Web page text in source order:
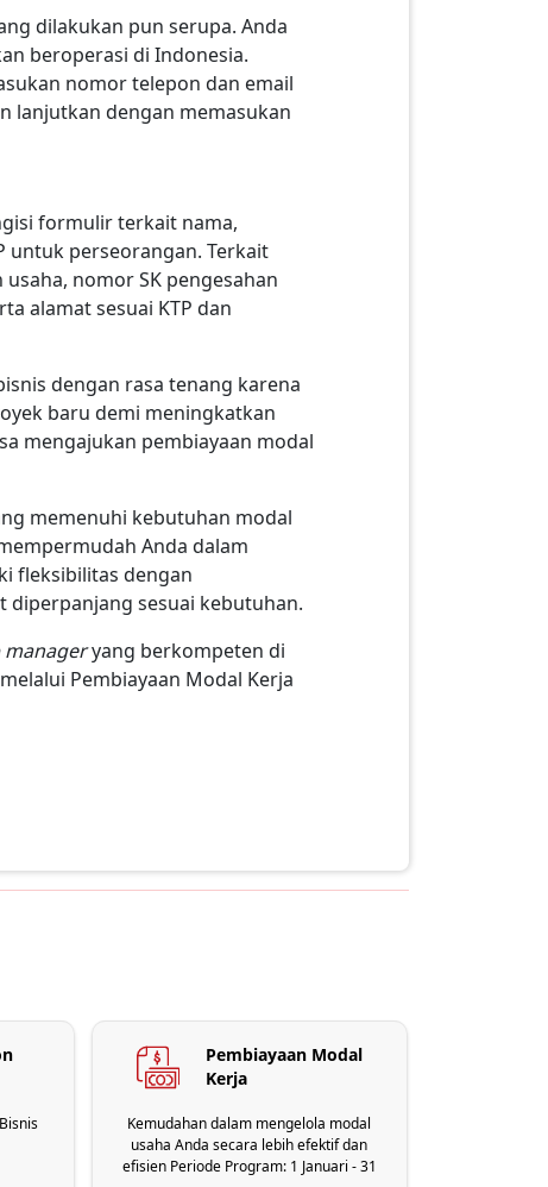
dilakukan pun serupa. Anda
beroperasi di Indonesia.
nomor telepon dan email
lanjutkan dengan memasukan
formulir terkait nama,
untuk perseorangan. Terkait
nomor SK pengesahan
alamat sesuai KTP dan
dengan rasa tenang karena
baru demi meningkatkan
mengajukan pembiayaan modal
memenuhi kebutuhan modal
Anda dalam
fleksibilitas dengan
sesuai kebutuhan.
yang berkompeten di
Pembiayaan Modal Kerja
Pembiayaan Modal
Kerja
Kemudahan dalam mengelola modal
usaha Anda secara lebih efektif dan
efisien Periode Program: 1 Januari - 31